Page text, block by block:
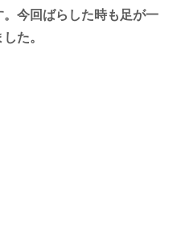
今回ばらした時も足が一
た。